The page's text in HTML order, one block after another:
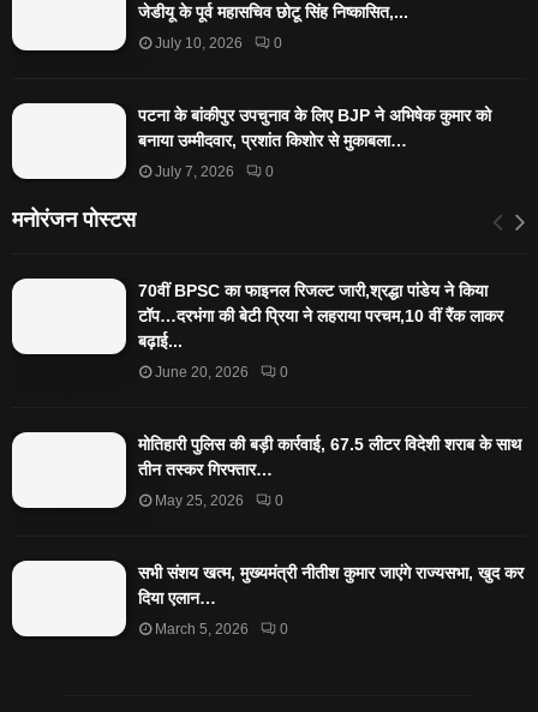
जेडीयू के पूर्व महासचिव छोटू सिंह निष्कासित,...
July 10, 2026 0
पटना के बांकीपुर उपचुनाव के लिए BJP ने अभिषेक कुमार को
बनाया उम्मीदवार, प्रशांत किशोर से मुकाबला…
July 7, 2026 0
मनोरंजन पोस्टस
70वीं BPSC का फाइनल रिजल्ट जारी,श्रद्धा पांडेय ने किया
टॉप…दरभंगा की बेटी प्रिया ने लहराया परचम,10 वीं रैंक लाकर
बढ़ाई...
June 20, 2026 0
मोतिहारी पुलिस की बड़ी कार्रवाई, 67.5 लीटर विदेशी शराब के साथ
तीन तस्कर गिरफ्तार…
May 25, 2026 0
सभी संशय खत्म, मुख्यमंत्री नीतीश कुमार जाएंगे राज्यसभा, खुद कर
दिया एलान…
March 5, 2026 0